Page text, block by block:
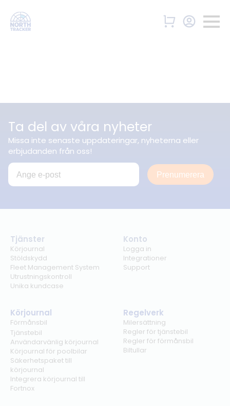
Ta del av våra nyheter
Missa inte senaste uppdateringar, nyheterna eller
erbjudanden från oss!
Prenumerera
Tjänster
Körjournal
Stöldskydd
Fleet Management System
Utrustningskontroll
Unika kundcase
Konto
Logga in
Integrationer
Support
Körjournal
Förmånsbil
Tjänstebil
Användarvänlig körjournal
Körjournal för poolbilar
Säkerhetspaket till
körjournal
Integrera körjournal till
Fortnox
Regelverk
Milersättning
Regler för tjänstebil
Regler för förmånsbil
Biltullar